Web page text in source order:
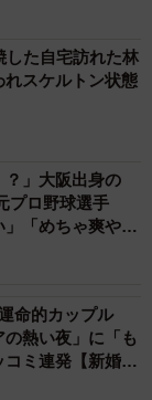
した自宅訪れた林
スケルトン状態
？」大阪出身の
プロ野球選手
」「めちゃ爽や
命的カップル
熱い夜」に「も
ミ連発【新婚さ